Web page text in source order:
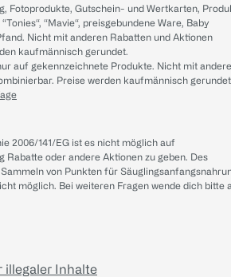
Fotoprodukte, Gutschein- und Wertkarten,
“Mavie“, preisgebundene Ware, Baby
Nicht mit anderen Rabatten und Aktionen
kaufmännisch gerundet.
auf gekennzeichnete Produkte. Nicht mit
Preise werden kaufmännisch
2006/141/EG ist es nicht möglich auf
Rabatte oder andere Aktionen zu geben. Des
von Punkten für
möglich. Bei weiteren Fragen wende dich bitte
illegaler Inhalte